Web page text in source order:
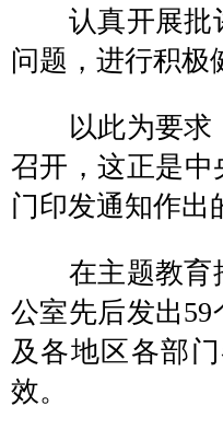
认真开展批评
问题，进行积
以此为要求，
召开，这正是中
门印发通知作出
在主题教育推
公室先后发出
及各地区各部
效。